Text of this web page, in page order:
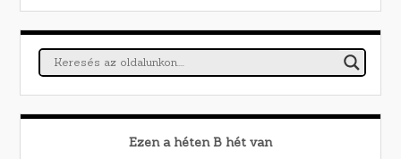
Ezen a héten B hét van